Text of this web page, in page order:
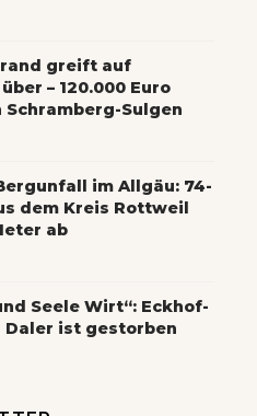
greift auf
– 120.000 Euro
Schramberg-Sulgen
im Allgäu: 74-
dem Kreis Rottweil
ab
Seele Wirt“: Eckhof-
Daler ist gestorben